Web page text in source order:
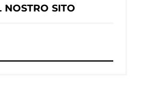
NOSTRO SITO